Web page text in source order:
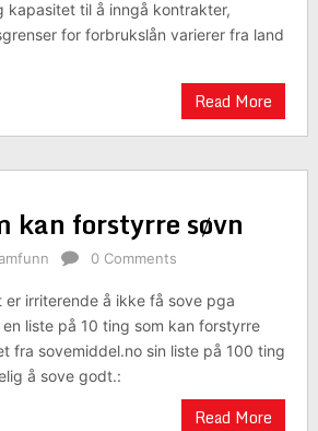
kapasitet til å inngå kontrakter,
for forbrukslån varierer fra land
Read More
kan forstyrre søvn
0 Comments
er irriterende å ikke få sove pga
liste på 10 ting som kan forstyrre
fra sovemiddel.no sin liste på 100 ting
å sove godt.:
Read More